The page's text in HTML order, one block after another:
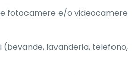
fotocamere e/o videocamere
(bevande, lavanderia, telefono,